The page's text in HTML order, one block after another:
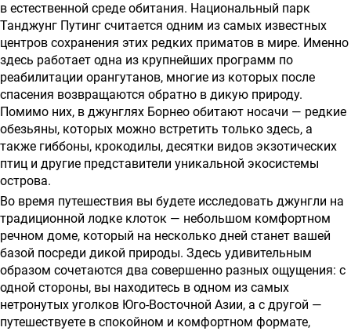
в естественной среде обитания. Национальный парк
Танджунг Путинг считается одним из самых известных
центров сохранения этих редких приматов в мире. Именно
здесь работает одна из крупнейших программ по
реабилитации орангутанов, многие из которых после
спасения возвращаются обратно в дикую природу.
Помимо них, в джунглях Борнео обитают носачи — редкие
обезьяны, которых можно встретить только здесь, а
также гиббоны, крокодилы, десятки видов экзотических
птиц и другие представители уникальной экосистемы
острова.
Во время путешествия вы будете исследовать джунгли на
традиционной лодке клоток — небольшом комфортном
речном доме, который на несколько дней станет вашей
базой посреди дикой природы. Здесь удивительным
образом сочетаются два совершенно разных ощущения: с
одной стороны, вы находитесь в одном из самых
нетронутых уголков Юго-Восточной Азии, а с другой —
путешествуете в спокойном и комфортном формате,